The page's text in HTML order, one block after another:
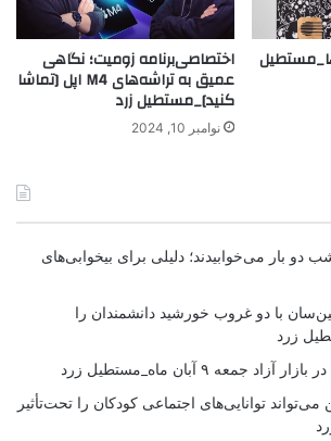
اختصاصی‌برنامه زومیت؛ نگاهی
عمیق به تراشه‌های M4 اپل [تماشا
کنید]_مستطیل زرد
نوامبر 10, 2024
دو بار می‌خوابیدند؛ دلیلی برای بیخوابی‌های
با دو غروب خورشید دانشمندان را
زرد
۹ آبان ماه_مستطیل زرد
توانایی‌های اجتماعی کودکان را تحت‌تأثیر